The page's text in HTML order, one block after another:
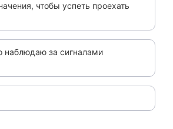
чтобы успеть проехать
наблюдаю за сигналами